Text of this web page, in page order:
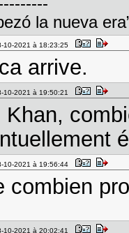
la nueva
10-2021 à 18:23:25
arrive.
10-2021 à 19:50:21
Khan,
10-2021 à 19:56:44
combien
10-2021 à 20:02:41